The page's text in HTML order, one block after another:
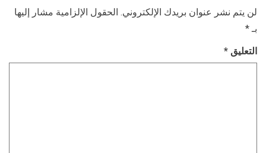
لن يتم نشر عنوان بريدك الإلكتروني. الحقول الإلزامية مشار إليها
بـ*
التعليق *